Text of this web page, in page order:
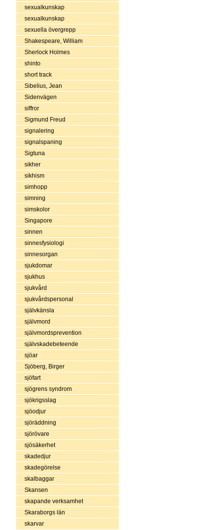
sexualkunskap
sexualkunskap
sexuella övergrepp
Shakespeare, William
Sherlock Holmes
shinto
short track
Sibelius, Jean
Sidenvägen
siffror
Sigmund Freud
signalering
signalspaning
Sigtuna
sikher
sikhism
simhopp
simning
simskolor
Singapore
sinnen
sinnesfysiologi
sinnesorgan
sjukdomar
sjukhus
sjukvård
sjukvårdspersonal
självkänsla
självmord
självmordsprevention
självskadebeteende
sjöar
Sjöberg, Birger
sjöfart
sjögrens syndrom
sjökrigsslag
sjöodjur
sjöräddning
sjörövare
sjösäkerhet
skadedjur
skadegörelse
skalbaggar
Skansen
skapande verksamhet
Skaraborgs län
skarvar